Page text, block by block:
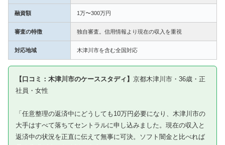
融資額 1万〜300万円
審査の特徴 独自審査。信用情報より現在の収入を重視
対応地域 木津川市を含む全国対応
【口コミ：木津川市のケーススタディ】 京都木津川市・36歳・正
社員・女性
「任意整理の返済中にどうしても10万円必要になり、木津川市の
大手はすべて落ちてセントラルに申し込みました。現在の収入と
返済中の状況を正直に伝えて無事に可決。ソフト闇金と比べれば